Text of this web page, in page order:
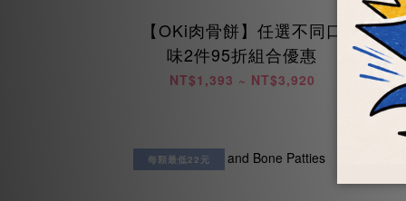
【OKi肉骨餅】任選不同口
味2件95折組合優惠
NT$1,393 ~ NT$3,920
每顆最低22元